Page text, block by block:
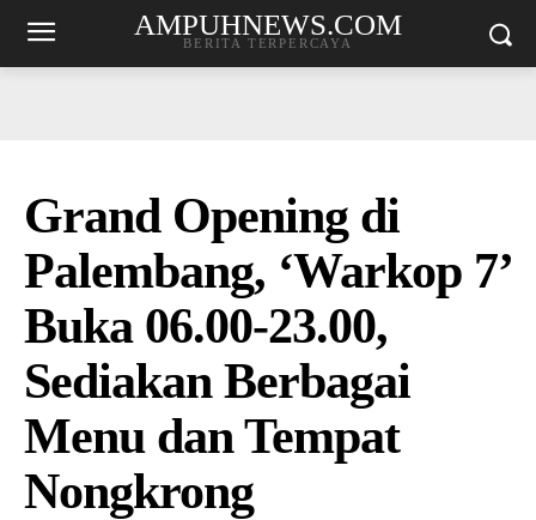
AMPUHNEWS.COM
BERITA TERPERCAYA
Grand Opening di
Palembang, ‘Warkop 7’
Buka 06.00-23.00,
Sediakan Berbagai
Menu dan Tempat
Nongkrong